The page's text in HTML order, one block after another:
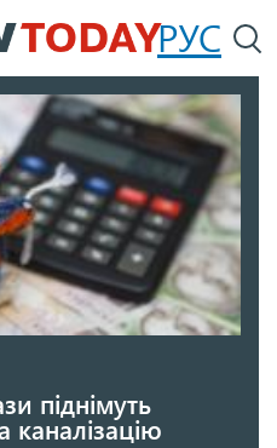
Перейти
до
вмісту
РУС
піднімуть
каналізацію